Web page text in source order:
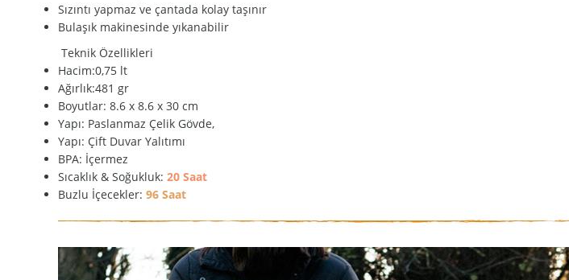
Sızıntı yapmaz ve çantada kolay taşınır
Bulaşık makinesinde yıkanabilir
Teknik Özellikleri
Hacim:0,75 lt
Ağırlık:481 gr
Boyutlar: 8.6 x 8.6 x 30 cm
Yapı: Paslanmaz Çelik Gövde,
Yapı: Çift Duvar Yalıtımı
BPA: İçermez
Sıcaklık & Soğukluk: 20 Saat
Buzlu İçecekler: 96 Saat